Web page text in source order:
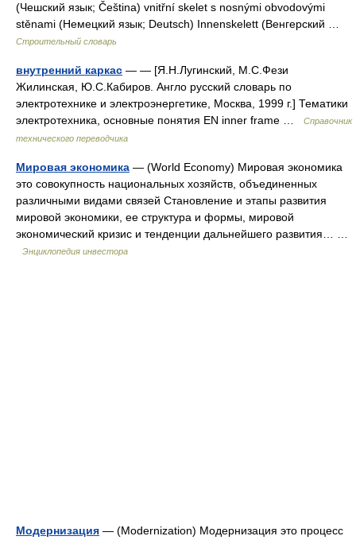
(Чешский язык; Čeština) vnitřní skelet s nosnými obvodovými
stěnami (Немецкий язык; Deutsch) Innenskelett (Венгерский …
Строительный словарь
внутренний каркас — — [Я.Н.Лугинский, М.С.Фези
Жилинская, Ю.С.Кабиров. Англо русский словарь по
электротехнике и электроэнергетике, Москва, 1999 г.] Тематики
электротехника, основные понятия EN inner frame …
Справочник
технического переводчика
Мировая экономика — (World Economy) Мировая экономика
это совокупность национальных хозяйств, объединенных
различными видами связей Становление и этапы развития
мировой экономики, ее структура и формы, мировой
экономический кризис и тенденции дальнейшего развития… …
Энциклопедия инвестора
Модернизация — (Modernization) Модернизация это процесс